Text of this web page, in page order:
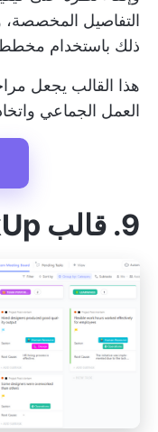
التفاصيل المخصصة،
ذلك باستخدام
هذا القالب يجعل
العمل الجماعي
9. قالب ClickUp ما بعد الوفاة